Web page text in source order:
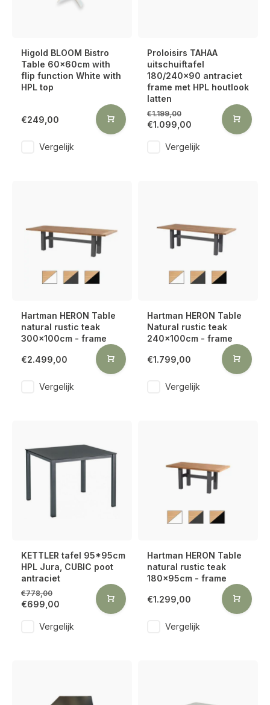
Higold BLOOM Bistro
Table 60x60cm with
flip function White with
HPL top
€249,00
Vergelijk
Proloisirs TAHAA
uitschuiftafel
180/240x90 antraciet
frame met HPL houtlook
latten
€1.199,00
€1.099,00
Vergelijk
Hartman HERON Table
natural rustic teak
300x100cm - frame
€2.499,00
Vergelijk
Hartman HERON Table
Natural rustic teak
240x100cm - frame
€1.799,00
Vergelijk
KETTLER tafel 95*95cm
HPL Jura, CUBIC poot
antraciet
€778,00
€699,00
Vergelijk
Hartman HERON Table
natural rustic teak
180x95cm - frame
€1.299,00
Vergelijk